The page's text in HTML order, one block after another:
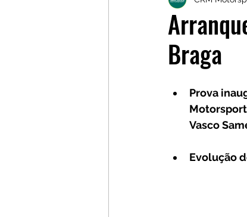
Braga
Prova
Vasco
Evolução